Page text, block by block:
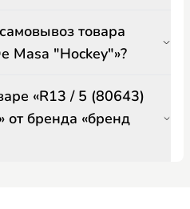
товара
Masa "Hockey"»?
«R13 / 5 (80643)
от бренда «бренд